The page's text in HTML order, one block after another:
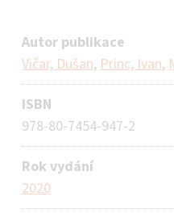
Autor publikace
Vičar, Dušan, Princ, Ivan,
ISBN
978-80-7454-947-2
Rok vydání
2020